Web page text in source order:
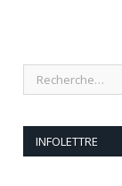
INFOLETTRE